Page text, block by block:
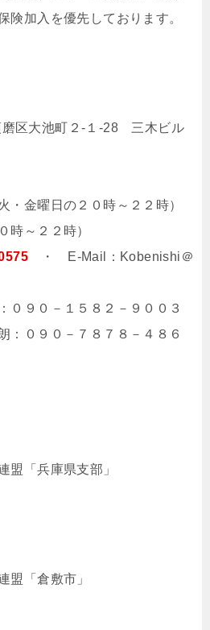
険加入を優先しております。
区大池町２-１-28 三木ビル
・金曜日の２０時～２２時）
時～２２時）
・ E-Mail：Kobenishi＠
９０－１５８２－９００３
０９０－７８７８－４８６
盟「兵庫県支部」
盟「倉敷市」